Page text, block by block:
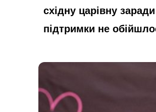
східну царівну
підтримки не